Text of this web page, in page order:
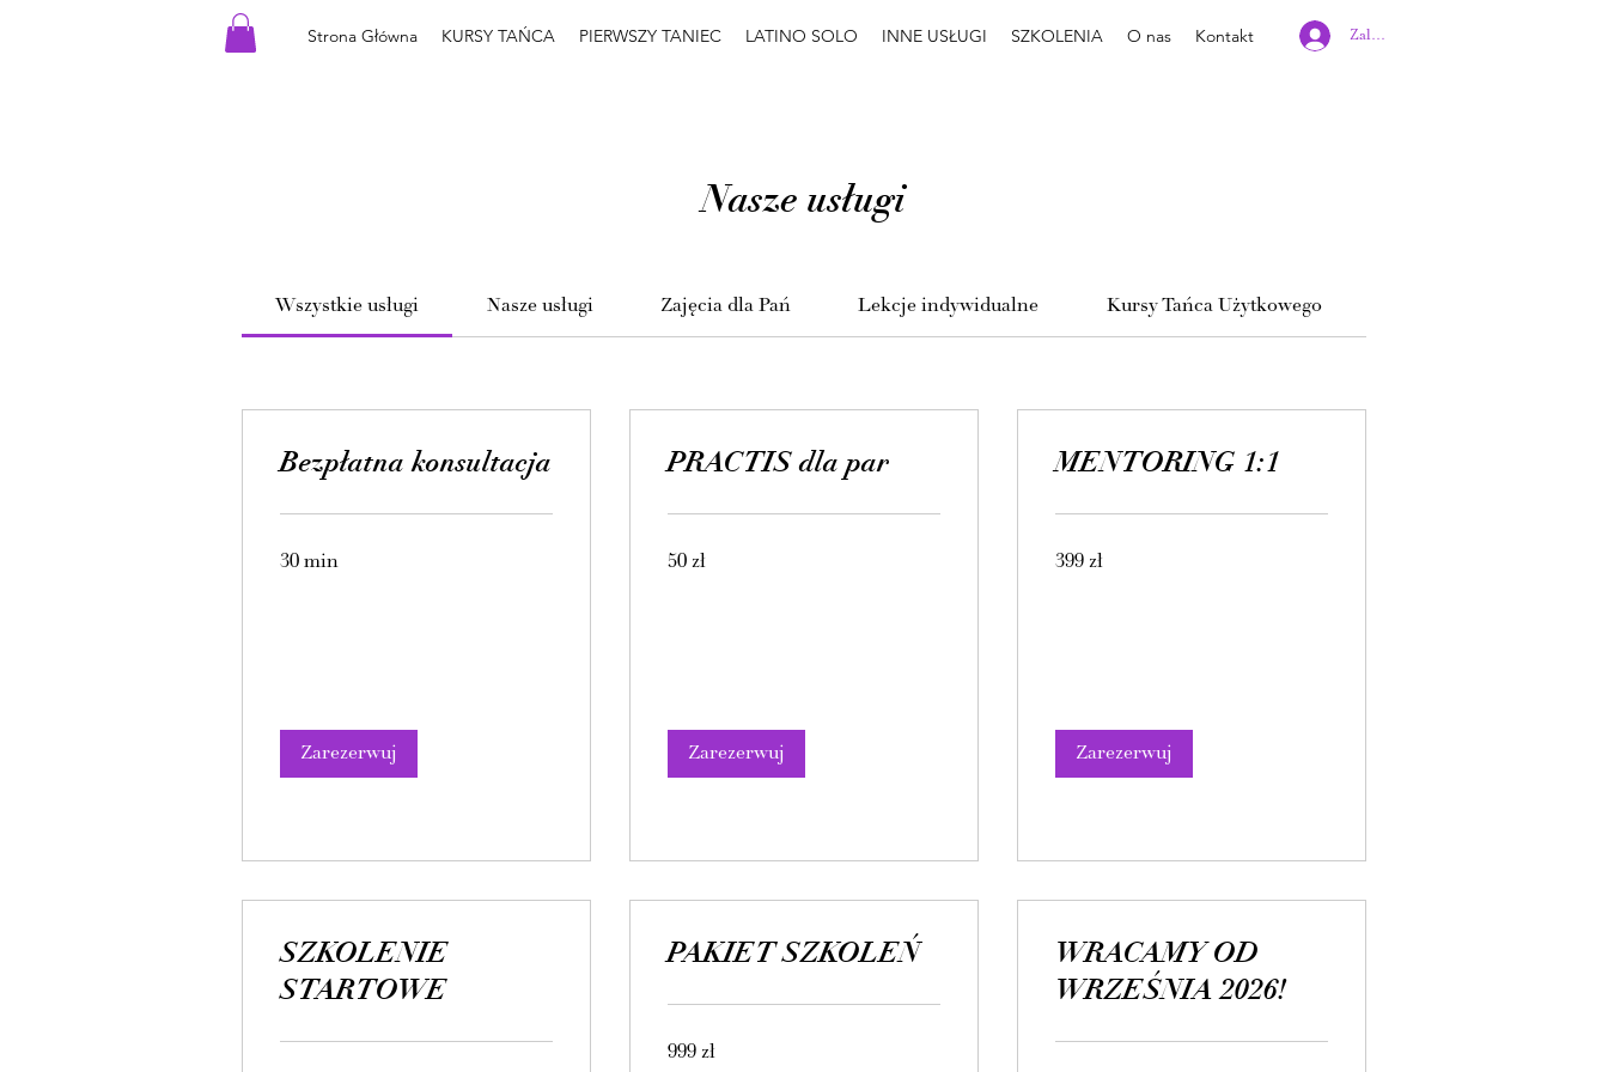
Strona Główna KURSY TAŃCA PIERWSZY TANIEC LATINO SOLO INNE USŁUGI SZKOLENIA O nas Kontakt Zaloguj się
Nasze usługi
Wszystkie usługi Nasze usługi Zajęcia dla Pań Lekcje indywidualne Kursy Tańca Użytkowego
Bezpłatna konsultacja
30 min
Zarezerwuj
PRACTIS dla par
50
złotych
50 zł
Zarezerwuj
MENTORING 1:1
399
złotych
399 zł
Zarezerwuj
SZKOLENIE
STARTOWE
PAKIET SZKOLEŃ
999
złotych
999 zł
WRACAMY OD
WRZEŚNIA 2026!